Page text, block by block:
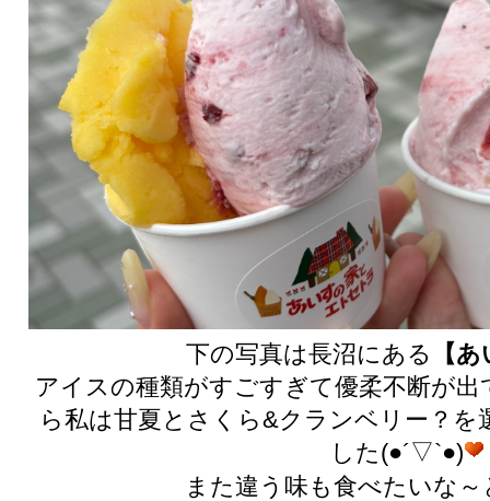
下の写真は長沼にある
【
アイスの種類がすごすぎて優柔不断が
ら私は甘夏とさくら&クランベリー？
した(●´▽`●)
また違う味も食べたいな